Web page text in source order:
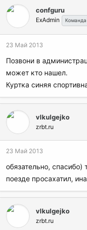
confguru
ExAdmin
23 Май 2013
Позвони в
может кто нашел.
Куртка синяя
vlkulgejko
zrbt.ru
23 Май 2013
обязательно, спасибо)
поезде просахатил,
vlkulgejko
zrbt.ru